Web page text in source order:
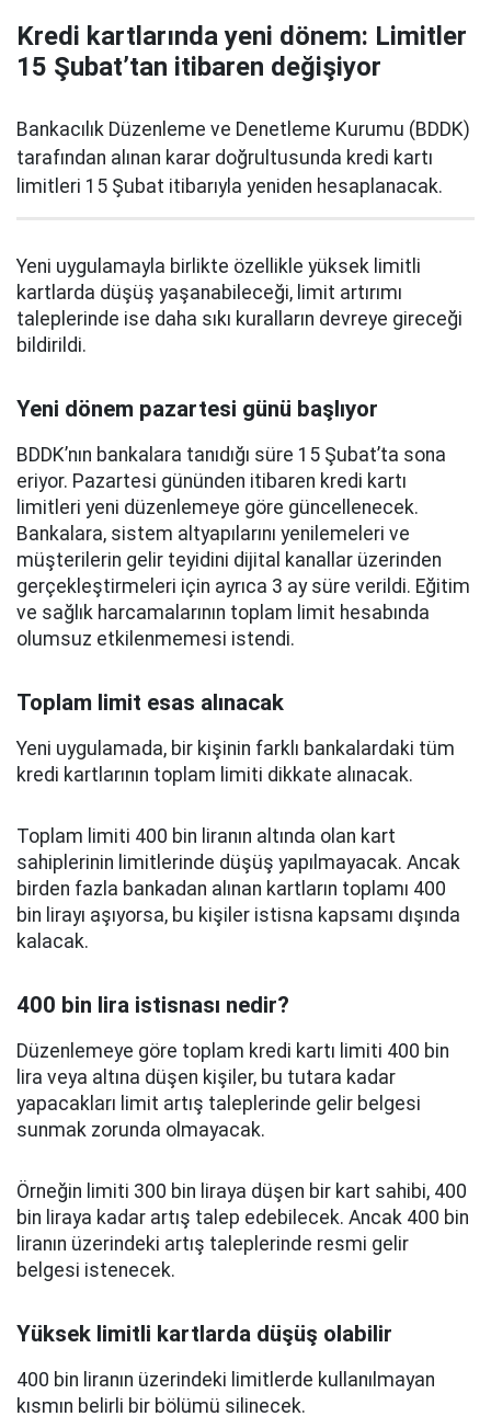
Kredi kartlarında yeni dönem: Limitler
15 Şubat’tan itibaren değişiyor
Bankacılık Düzenleme ve Denetleme Kurumu (BDDK)
tarafından alınan karar doğrultusunda kredi kartı
limitleri 15 Şubat itibarıyla yeniden hesaplanacak.
Yeni uygulamayla birlikte özellikle yüksek limitli
kartlarda düşüş yaşanabileceği, limit artırımı
taleplerinde ise daha sıkı kuralların devreye gireceği
bildirildi.
Yeni dönem pazartesi günü başlıyor
BDDK’nın bankalara tanıdığı süre 15 Şubat’ta sona
eriyor. Pazartesi gününden itibaren kredi kartı
limitleri yeni düzenlemeye göre güncellenecek.
Bankalara, sistem altyapılarını yenilemeleri ve
müşterilerin gelir teyidini dijital kanallar üzerinden
gerçekleştirmeleri için ayrıca 3 ay süre verildi. Eğitim
ve sağlık harcamalarının toplam limit hesabında
olumsuz etkilenmemesi istendi.
Toplam limit esas alınacak
Yeni uygulamada, bir kişinin farklı bankalardaki tüm
kredi kartlarının toplam limiti dikkate alınacak.
Toplam limiti 400 bin liranın altında olan kart
sahiplerinin limitlerinde düşüş yapılmayacak. Ancak
birden fazla bankadan alınan kartların toplamı 400
bin lirayı aşıyorsa, bu kişiler istisna kapsamı dışında
kalacak.
400 bin lira istisnası nedir?
Düzenlemeye göre toplam kredi kartı limiti 400 bin
lira veya altına düşen kişiler, bu tutara kadar
yapacakları limit artış taleplerinde gelir belgesi
sunmak zorunda olmayacak.
Örneğin limiti 300 bin liraya düşen bir kart sahibi, 400
bin liraya kadar artış talep edebilecek. Ancak 400 bin
liranın üzerindeki artış taleplerinde resmi gelir
belgesi istenecek.
Yüksek limitli kartlarda düşüş olabilir
400 bin liranın üzerindeki limitlerde kullanılmayan
kısmın belirli bir bölümü silinecek.